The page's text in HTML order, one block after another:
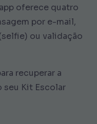
oferece quatro
por e-mail,
ou validação
recuperar a
seu Kit Escolar